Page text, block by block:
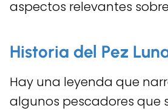
aspectos relevantes
Historia del Pez
Hay una leyenda que
algunos pescadores que